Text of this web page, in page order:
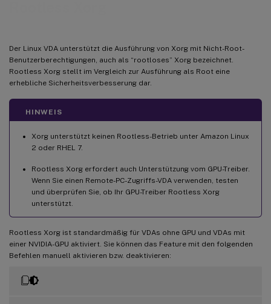
Der Linux VDA unterstützt die Ausführung von Xorg mit Nicht-Root-
Benutzerberechtigungen, auch als “rootloses” Xorg bezeichnet.
Rootless Xorg stellt im Vergleich zur Ausführung als Root eine
erhebliche Sicherheitsverbesserung dar.
HINWEIS
Xorg unterstützt keinen Rootless-Betrieb unter Amazon Linux
2 oder RHEL 7.
Rootless Xorg erfordert auch Unterstützung vom GPU-Treiber.
Wenn Sie einen Remote-PC-Zugriffs-VDA verwenden, testen
und überprüfen Sie, ob Ihr GPU-Treiber Rootless Xorg
unterstützt.
Rootless Xorg ist standardmäßig für VDAs ohne GPU und VDAs mit
einer NVIDIA-GPU aktiviert. Sie können das Feature mit den folgenden
Befehlen manuell aktivieren bzw. deaktivieren: